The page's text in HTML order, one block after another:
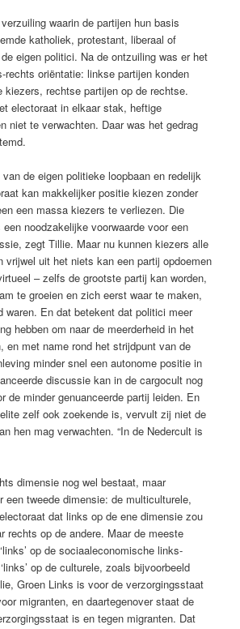
waarin de partijen hun basis
katholiek, protestant, liberaal of
eigen politici. Na de ontzuiling was er het
rechts oriëntatie: linkse partijen konden
kiezers, rechtse partijen op de rechtse.
electoraat in elkaar stak, heftige
niet te verwachten. Daar was het gedrag
de eigen politieke loopbaan en redelijk
kan makkelijker positie kiezen zonder
een massa kiezers te verliezen. Die
noodzakelijke voorwaarde voor een
zegt Tillie. Maar nu kunnen kiezers alle
vrijwel uit het niets kan een partij opdoemen
– zelfs de grootste partij kan worden,
te groeien en zich eerst waar te maken,
waren. En dat betekent dat politici meer
hebben om naar de meerderheid in het
en met name rond het strijdpunt van de
minder snel een autonome positie in
discussie kan in de cargocult nog
de minder genuanceerde partij leiden. En
zelf ook zoekende is, vervult zij niet de
hen mag verwachten. “In de Nedercult is
dimensie nog wel bestaat, maar
een tweede dimensie: de multiculturele,
dat links op de ene dimensie zou
rechts op de andere. Maar de meeste
op de sociaaleconomische links-
op de culturele, zoals bijvoorbeeld
Groen Links is voor de verzorgingsstaat
migranten, en daartegenover staat de
is en tegen migranten. Dat